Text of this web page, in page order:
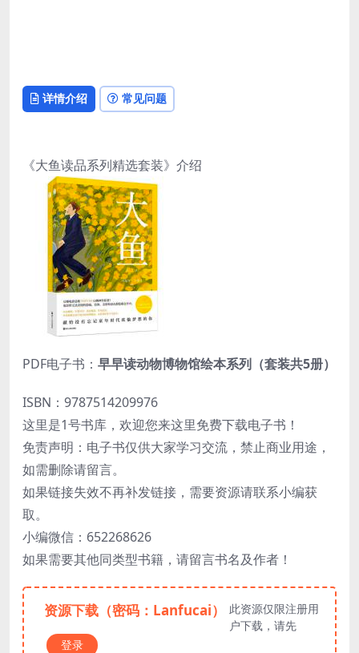
详情介绍 常见问题
《大鱼读品系列精选套装》介绍
PDF电子书： 早早读动物博物馆绘本系列（套装共5册）
ISBN：9787514209976
这里是1号书库，欢迎您来这里免费下载电子书！
免责声明：电子书仅供大家学习交流，禁止商业用途，
如需删除请留言。
如果链接失效不再补发链接，需要资源请联系小编获
取。
小编微信：652268626
如果需要其他同类型书籍，请留言书名及作者！
资源下载（密码：Lanfucai）
此资源仅限注册用
户下载，请先
登录